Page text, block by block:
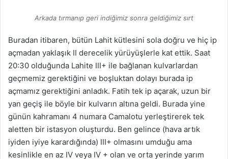
Arkada tırmanıp geri indiğimiz sonra geldiğimiz sırt
Buradan itibaren, bütün Lahit kütlesini sola doğru ve hiç ip
açmadan yaklaşık II derecelik yürüyüşlerle kat ettik. Saat
20:30 olduğunda Lahite III+ ile bağlanan kulvarlardan
geçmemiz gerektiğini ve boşluktan dolayı burada ip
açmamız gerektiğini anladık. Fatih tek ip açarak, uzun bir
yan geçiş ile böyle bir kulvarın altına geldi. Burada yine
günün kahramanı 4 numara Camalotu yerleştirerek tek
aletten bir istasyon oluşturdu. Ben gelince (hava artık
iyiden iyiye karardığında) III+ olmasını umduğu ama
kesinlikle en az IV veya IV + olan ve orta yerinde yarım